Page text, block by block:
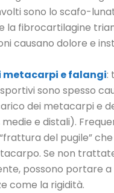
sono lo scafo-
la fibrocartilagine
causano dolore e
metacarpi e falangi:
sono spesso
dei metacarpi e
e distali).
del pugile”
Se non
possono portare a
come la rigidità.